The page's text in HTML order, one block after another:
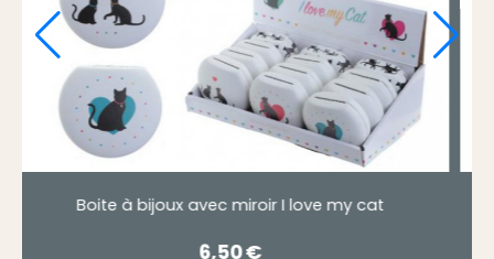
de contact chat Boite à bijoux avec